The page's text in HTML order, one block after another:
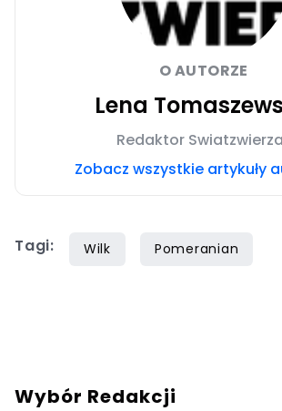
O AUTORZE
Lena
Redaktor
Zobacz wszystkie artykuły
Tagi: Wilk Pomeranian
Wybór Redakcji